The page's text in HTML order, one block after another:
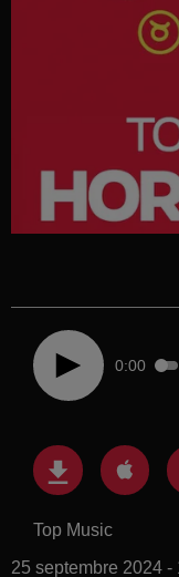
0:00
Top Music
25 septembre 2024 -